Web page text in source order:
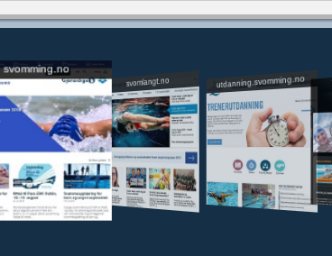
svomming.no
svomlangt.no utdanning.svomming.no